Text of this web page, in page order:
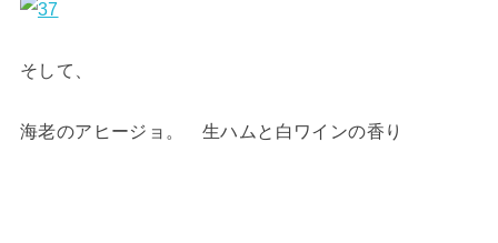
そして、
海老のアヒージョ。 生ハムと白ワインの香り